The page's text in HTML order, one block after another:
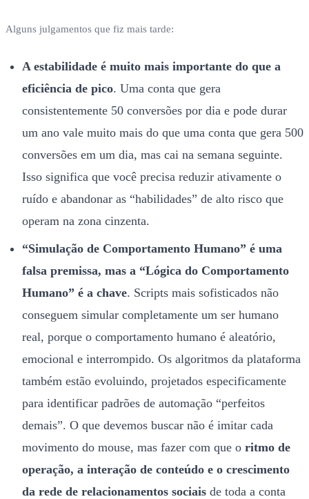
Alguns julgamentos que fiz mais tarde:
A estabilidade é muito mais importante do que a
eficiência de pico. Uma conta que gera
consistentemente 50 conversões por dia e pode durar
um ano vale muito mais do que uma conta que gera 500
conversões em um dia, mas cai na semana seguinte.
Isso significa que você precisa reduzir ativamente o
ruído e abandonar as “habilidades” de alto risco que
operam na zona cinzenta.
“Simulação de Comportamento Humano” é uma
falsa premissa, mas a “Lógica do Comportamento
Humano” é a chave. Scripts mais sofisticados não
conseguem simular completamente um ser humano
real, porque o comportamento humano é aleatório,
emocional e interrompido. Os algoritmos da plataforma
também estão evoluindo, projetados especificamente
para identificar padrões de automação “perfeitos
demais”. O que devemos buscar não é imitar cada
movimento do mouse, mas fazer com que o ritmo de
operação, a interação de conteúdo e o crescimento
da rede de relacionamentos sociais de toda a conta